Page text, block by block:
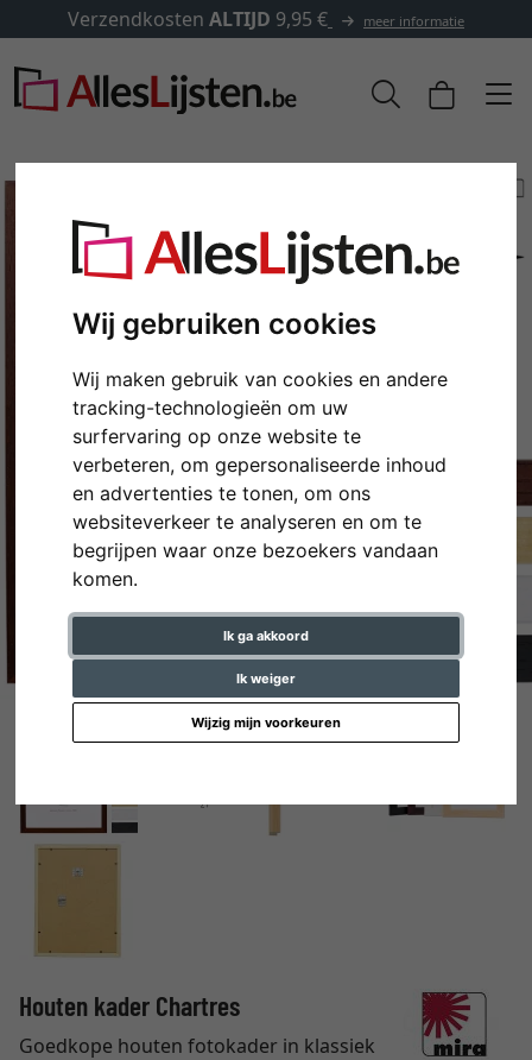
Wij gebruiken cookies
Wij maken gebruik van cookies en andere
tracking-technologieën om uw
surfervaring op onze website te
verbeteren, om gepersonaliseerde inhoud
en advertenties te tonen, om ons
websiteverkeer te analyseren en om te
begrijpen waar onze bezoekers vandaan
komen.
Ik ga akkoord
Ik weiger
Wijzig mijn voorkeuren
VerzendkostenALTIJD9,95 € meer informatie
Terug
Houten kader Chartres
Goedkope houten fotokader in klassiek